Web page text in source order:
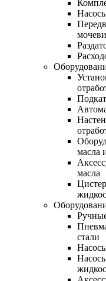
масла
масла
стали